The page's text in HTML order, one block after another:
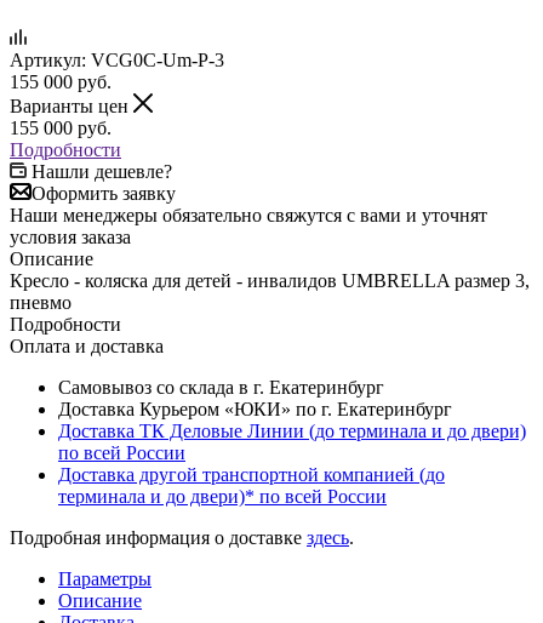
Артикул: VCG0C-Um-P-3
155 000 руб.
Варианты цен
155 000 руб.
Подробности
Нашли дешевле?
Оформить заявку
Наши менеджеры обязательно свяжутся с вами и уточнят
условия заказа
Описание
Кресло - коляска для детей - инвалидов UMBRELLA размер 3,
пневмо
Подробности
Оплата и доставка
Самовывоз со склада в г. Екатеринбург
Доставка Курьером «ЮКИ» по г. Екатеринбург
Доставка ТК Деловые Линии (до терминала и до двери)
по всей России
Доставка другой транспортной компанией (до
терминала и до двери)* по всей России
Подробная информация о доставке здесь.
Параметры
Описание